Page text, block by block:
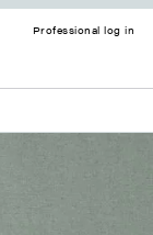
Professional log in